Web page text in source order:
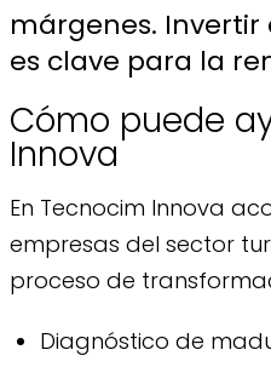
márgenes.
es clave para la
Cómo puede
Innova
En Tecnocim Innova
empresas del sector
proceso de
Diagnóstico de